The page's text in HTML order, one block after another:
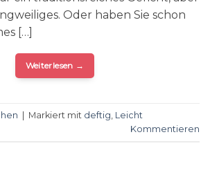
Oder haben Sie schon
[…]
Weiterlesen →
| Markiert mit deftig Leicht
Kommentieren